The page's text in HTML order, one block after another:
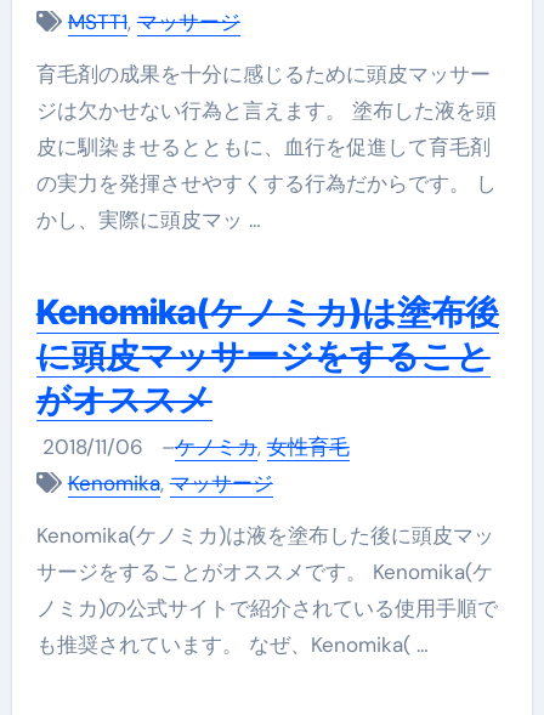
MSTT1,マッサージ
育毛剤の成果を十分に感じるために頭皮マッサー
ジは欠かせない行為と言えます。 塗布した液を頭
皮に馴染ませるとともに、血行を促進して育毛剤
の実力を発揮させやすくする行為だからです。 し
かし、実際に頭皮マッ …
Kenomika(ケノミカ)は塗布後
に頭皮マッサージをすること
がオススメ
2018/11/06 –ケノミカ,女性育毛
Kenomika,マッサージ
Kenomika(ケノミカ)は液を塗布した後に頭皮マッ
サージをすることがオススメです。 Kenomika(ケ
ノミカ)の公式サイトで紹介されている使用手順で
も推奨されています。 なぜ、Kenomika( …